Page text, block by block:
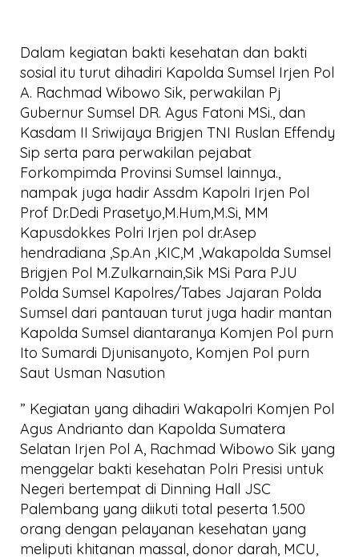
Dalam kegiatan bakti kesehatan dan bakti
sosial itu turut dihadiri Kapolda Sumsel Irjen Pol
A. Rachmad Wibowo Sik, perwakilan Pj
Gubernur Sumsel DR. Agus Fatoni MSi., dan
Kasdam II Sriwijaya Brigjen TNI Ruslan Effendy
Sip serta para perwakilan pejabat
Forkompimda Provinsi Sumsel lainnya.,
nampak juga hadir Assdm Kapolri Irjen Pol
Prof Dr.Dedi Prasetyo,M.Hum,M.Si, MM
Kapusdokkes Polri Irjen pol dr.Asep
hendradiana ,Sp.An ,KIC,M ,Wakapolda Sumsel
Brigjen Pol M.Zulkarnain,Sik MSi Para PJU
Polda Sumsel Kapolres/Tabes Jajaran Polda
Sumsel dari pantauan turut juga hadir mantan
Kapolda Sumsel diantaranya Komjen Pol purn
Ito Sumardi Djunisanyoto, Komjen Pol purn
Saut Usman Nasution
” Kegiatan yang dihadiri Wakapolri Komjen Pol
Agus Andrianto dan Kapolda Sumatera
Selatan Irjen Pol A, Rachmad Wibowo Sik yang
menggelar bakti kesehatan Polri Presisi untuk
Negeri bertempat di Dinning Hall JSC
Palembang yang diikuti total peserta 1.500
orang dengan pelayanan kesehatan yang
meliputi khitanan massal, donor darah, MCU,